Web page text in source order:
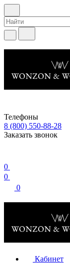
Телефоны
8 (800) 550-88-28
Заказать звонок
0
0
0
Кабинет